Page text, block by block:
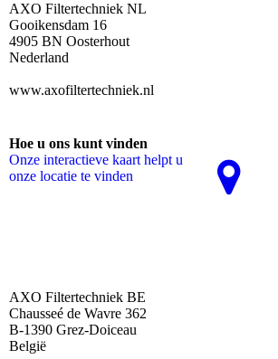
AXO Filtertechniek NL
Gooikensdam 16
4905 BN Oosterhout
Nederland
www.axofiltertechniek.nl
Hoe u ons kunt vinden
Onze interactieve kaart helpt u
onze locatie te vinden
AXO Filtertechniek BE
Chausseé de Wavre 362
B-1390 Grez-Doiceau
België